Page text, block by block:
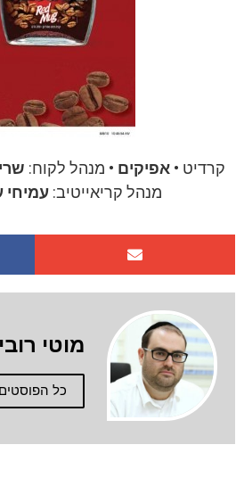
קרדיט • אפיקים • מנהל לקוח:
מנהל קריאייטיב:
מוטי
כל הפוסטים